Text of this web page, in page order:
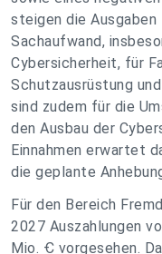
steigen die
Sachaufwand,
Cybersicherheit, für
Schutzausrüstung
sind zudem für die
den Ausbau der
Einnahmen erwartet
die geplante
Für den Bereich
2027 Auszahlungen
Mio. Ꞓ vorgesehen.